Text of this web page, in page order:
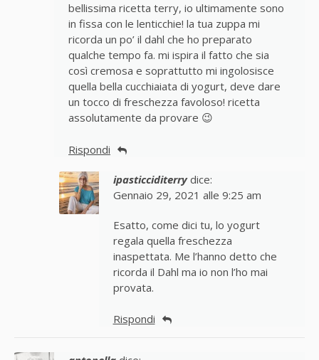
bellissima ricetta terry, io ultimamente sono
in fissa con le lenticchie! la tua zuppa mi
ricorda un po’ il dahl che ho preparato
qualche tempo fa. mi ispira il fatto che sia
così cremosa e soprattutto mi ingolosisce
quella bella cucchiaiata di yogurt, deve dare
un tocco di freschezza favoloso! ricetta
assolutamente da provare 😉
Rispondi
ipasticciditerry dice:
Gennaio 29, 2021 alle 9:25 am
Esatto, come dici tu, lo yogurt
regala quella freschezza
inaspettata. Me l’hanno detto che
ricorda il Dahl ma io non l’ho mai
provata.
Rispondi